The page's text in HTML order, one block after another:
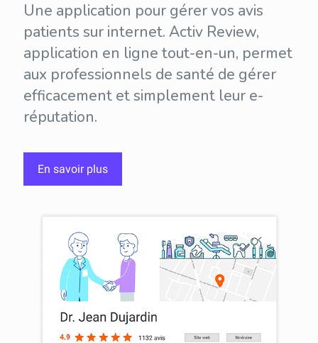
Une application pour gérer vos avis
patients sur internet. Activ Review,
application en ligne tout-en-un, permet
aux professionnels de santé de gérer
efficacement et simplement leur e-
réputation.
En savoir plus